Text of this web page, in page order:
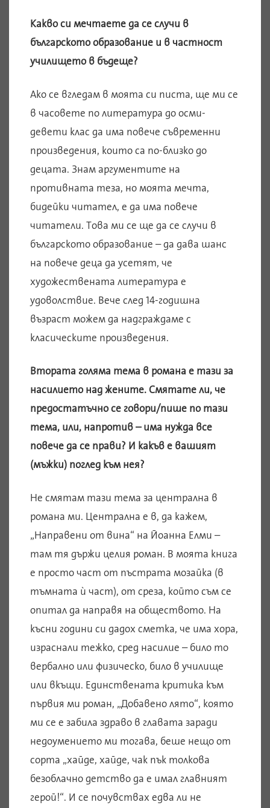
Какво си мечтаете да се случи в
българското образование и в частност
училището в бъдеще?
Ако се вгледам в моята си писта, ще ми се
в часовете по литература до осми-
девети клас да има повече съвременни
произведения, които са по-близко до
децата. Знам аргументите на
противната теза, но моята мечта,
бидейки читател, е да има повече
читатели. Това ми се ще да се случи в
българското образование – да дава шанс
на повече деца да усетят, че
художествената литература е
удоволствие. Вече след 14-годишна
възраст можем да надграждаме с
класическите произведения.
Втората голяма тема в романа е тази за
насилието над жените. Смятате ли, че
предостатъчно се говори/пише по тази
тема, или, напротив – има нужда все
повече да се прави? И какъв е вашият
(мъжки) поглед към нея?
Не смятам тази тема за централна в
романа ми. Централна е в, да кажем,
„Направени от вина“ на Йоанна Елми –
там тя държи целия роман. В моята книга
е просто част от пъстрата мозайка (в
тъмната ѝ част), от среза, който съм се
опитал да направя на обществото. На
късни години си дадох сметка, че има хора,
израснали тежко, сред насилие – било то
вербално или физическо, било в училище
или вкъщи. Единствената критика към
първия ми роман, „Добавено лято“, която
ми се е забила здраво в главата заради
недоумението ми тогава, беше нещо от
сорта „хайде, хайде, чак пък толкова
безоблачно детство да е имал главният
герой!“. И се почувствах едва ли не